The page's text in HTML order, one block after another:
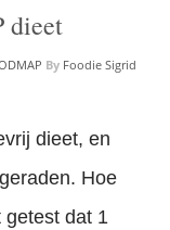
dieet
By Foodie Sigrid
dieet, en
Hoe
getest dat 1